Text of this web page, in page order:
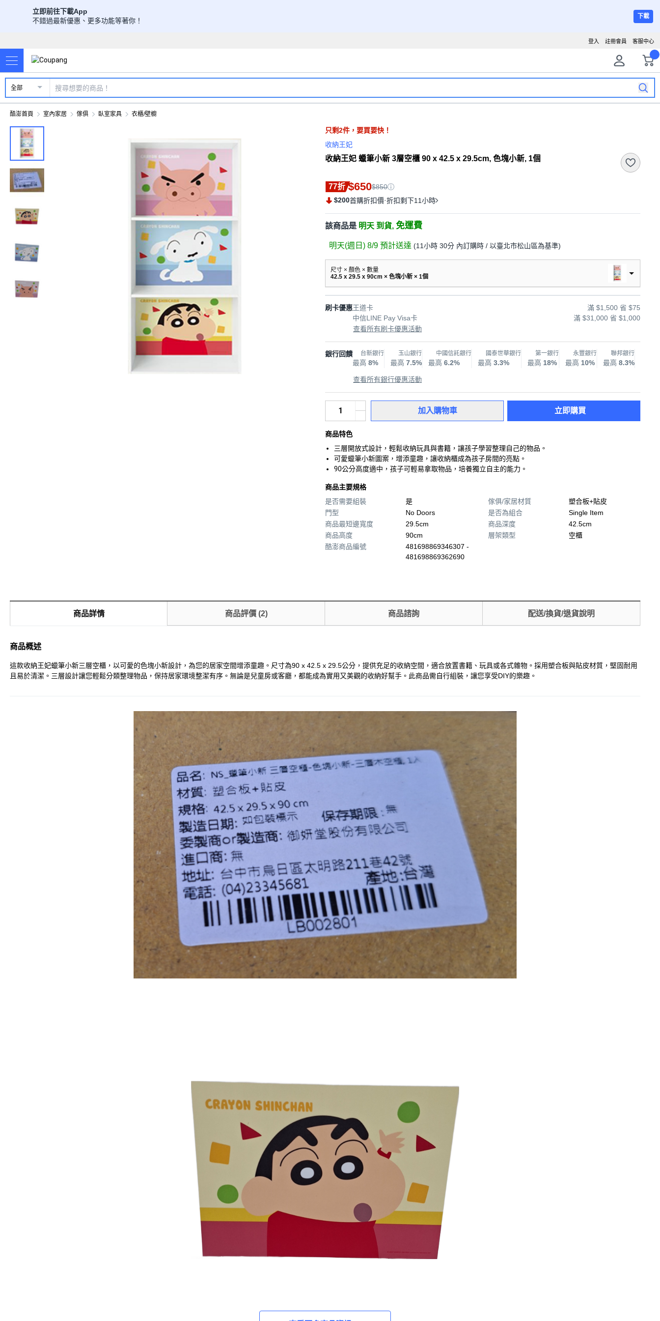
立即前往下載App
不錯過最新優惠、更多功能等著你！
下載
客服中心
註冊會員
登入
全部
酷澎首頁 室內家居 傢俱 臥室家具 衣櫃/壁櫥
只剩2件， 要買要快！
收納王妃
收納王妃 蠟筆小新 3層空櫃 90 x 42.5 x 29.5cm, 色塊小新, 1個
77折 $650$850
$200首購折扣價·折扣剩下11小時
該商品是 明天 到貨, 免運費
明天(週日) 8/9 預計送達 (11小時 30分 內訂購時 / 以臺北市松山區為基準)
尺寸 × 顏色 × 數量
42.5 x 29.5 x 90cm × 色塊小新 × 1個
刷卡優惠王道卡
滿 $1,500 省 $75
中信LINE Pay Visa卡
滿 $31,000 省 $1,000
查看所有刷卡優惠活動
銀行回饋 台新銀行
最高 8%
玉山銀行
最高 7.5%
中國信託銀行
最高 6.2%
國泰世華銀行
最高 3.3%
第一銀行
最高 18%
永豐銀行
最高 10%
聯邦銀行
最高 8.3%
查看所有銀行優惠活動
加入購物車 立即購買
商品特色
三層開放式設計，輕鬆收納玩具與書籍，讓孩子學習整理自己的物品。
可愛蠟筆小新圖案，增添童趣，讓收納櫃成為孩子房間的亮點。
90公分高度適中，孩子可輕易拿取物品，培養獨立自主的能力。
商品主要規格
是否需要組裝
是
門型
No Doors
商品最短邊寬度
29.5cm
商品高度
90cm
酷澎商品編號
481698869346307 -
481698869362690
傢俱/家居材質
塑合板+貼皮
是否為組合
Single Item
商品深度
42.5cm
層架類型
空櫃
商品詳情 商品評價(2) 商品諮詢 配送/換貨/退貨說明
商品概述
這款收納王妃蠟筆小新三層空櫃，以可愛的色塊小新設計，為您的居家空間增添童趣。尺寸為90 x 42.5 x 29.5公分，提供充足的收納空間，適合放置書籍、玩具或各式雜物。採用塑合板與貼皮材質，堅固耐用
且易於清潔。三層設計讓您輕鬆分類整理物品，保持居家環境整潔有序。無論是兒童房或客廳，都能成為實用又美觀的收納好幫手。此商品需自行組裝，讓您享受DIY的樂趣。